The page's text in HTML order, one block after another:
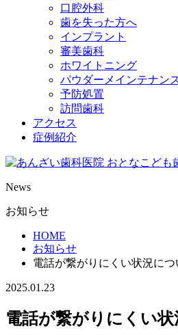
口腔外科
歯を失った方へ
インプラント
審美歯科
ホワイトニング
パウダーメインテナン
予防処置
訪問歯科
アクセス
症例紹介
News
お知らせ
HOME
お知らせ
電話が繋がりにくい状況につ
2025.01.23
電話が繋がりにくい